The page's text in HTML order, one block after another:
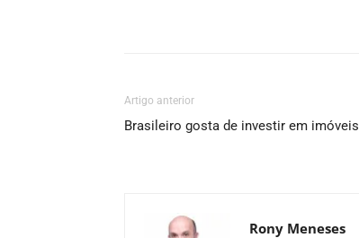
Artigo anterior
Brasileiro gosta de investir em imóveis
Rony Meneses